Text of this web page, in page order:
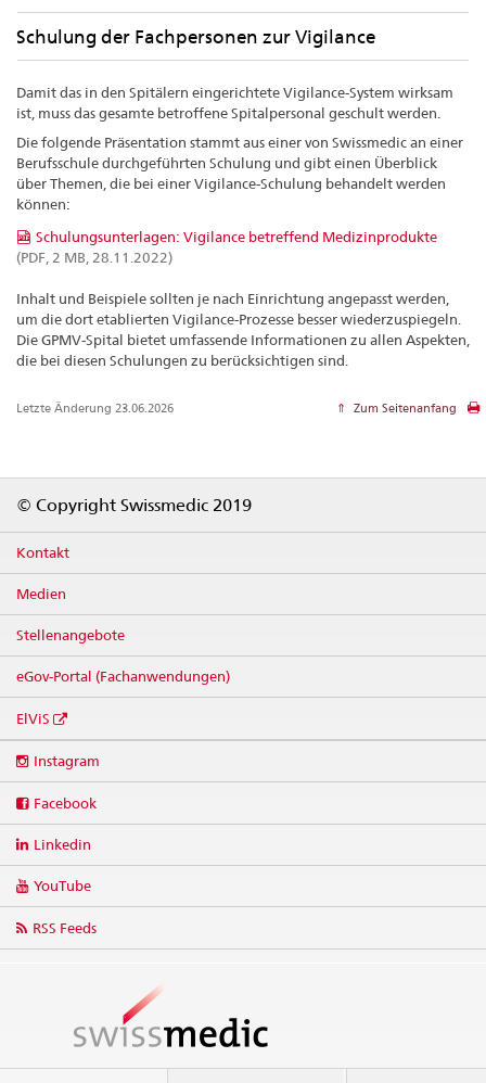
Schulung der Fachpersonen zur Vigilance
Damit das in den Spitälern eingerichtete Vigilance-System wirksam
ist, muss das gesamte betroffene Spitalpersonal geschult werden.
Die folgende Präsentation stammt aus einer von Swissmedic an einer
Berufsschule durchgeführten Schulung und gibt einen Überblick
über Themen, die bei einer Vigilance-Schulung behandelt werden
können:
Schulungsunterlagen: Vigilance betreffend Medizinprodukte
(PDF, 2 MB, 28.11.2022)
Inhalt und Beispiele sollten je nach Einrichtung angepasst werden,
um die dort etablierten Vigilance-Prozesse besser wiederzuspiegeln.
Die GPMV-Spital bietet umfassende Informationen zu allen Aspekten,
die bei diesen Schulungen zu berücksichtigen sind.
Letzte Änderung 23.06.2026 Zum Seitenanfang
© Copyright Swissmedic 2019
Kontakt
Medien
Stellenangebote
eGov-Portal (Fachanwendungen)
ElViS
media
Instagram
Facebook
Linkedin
YouTube
RSS Feeds